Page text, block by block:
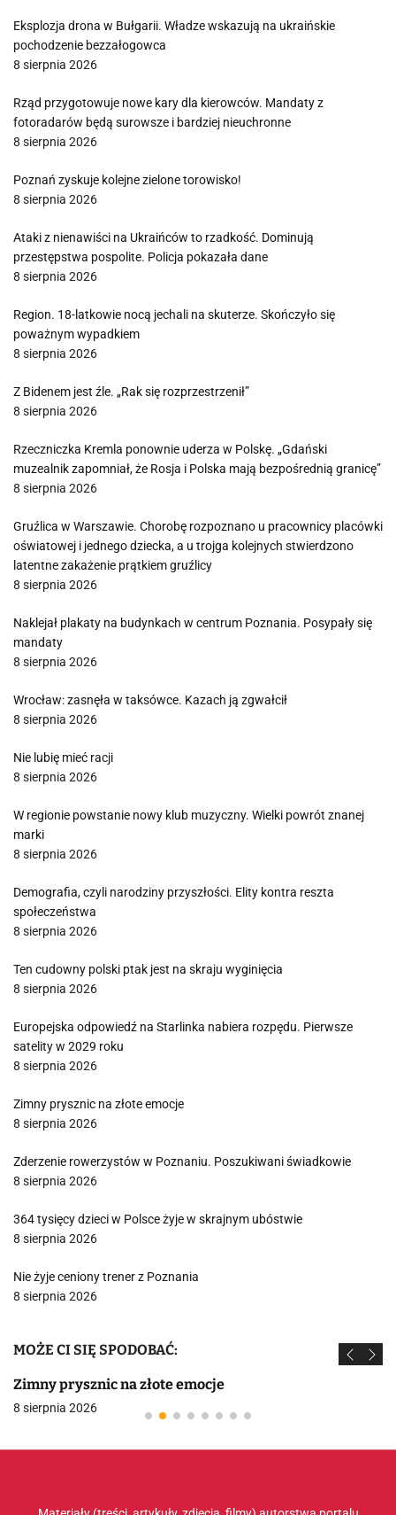
Eksplozja drona w Bułgarii. Władze wskazują na ukraińskie
pochodzenie bezzałogowca
8 sierpnia 2026
Rząd przygotowuje nowe kary dla kierowców. Mandaty z
fotoradarów będą surowsze i bardziej nieuchronne
8 sierpnia 2026
Poznań zyskuje kolejne zielone torowisko!
8 sierpnia 2026
Ataki z nienawiści na Ukraińców to rzadkość. Dominują
przestępstwa pospolite. Policja pokazała dane
8 sierpnia 2026
Region. 18-latkowie nocą jechali na skuterze. Skończyło się
poważnym wypadkiem
8 sierpnia 2026
Z Bidenem jest źle. „Rak się rozprzestrzenił”
8 sierpnia 2026
Rzeczniczka Kremla ponownie uderza w Polskę. „Gdański
muzealnik zapomniał, że Rosja i Polska mają bezpośrednią granicę”
8 sierpnia 2026
Gruźlica w Warszawie. Chorobę rozpoznano u pracownicy placówki
oświatowej i jednego dziecka, a u trojga kolejnych stwierdzono
latentne zakażenie prątkiem gruźlicy
8 sierpnia 2026
Naklejał plakaty na budynkach w centrum Poznania. Posypały się
mandaty
8 sierpnia 2026
Wrocław: zasnęła w taksówce. Kazach ją zgwałcił
8 sierpnia 2026
Nie lubię mieć racji
8 sierpnia 2026
W regionie powstanie nowy klub muzyczny. Wielki powrót znanej
marki
8 sierpnia 2026
Demografia, czyli narodziny przyszłości. Elity kontra reszta
społeczeństwa
8 sierpnia 2026
Ten cudowny polski ptak jest na skraju wyginięcia
8 sierpnia 2026
Europejska odpowiedź na Starlinka nabiera rozpędu. Pierwsze
satelity w 2029 roku
8 sierpnia 2026
Zimny prysznic na złote emocje
8 sierpnia 2026
Zderzenie rowerzystów w Poznaniu. Poszukiwani świadkowie
8 sierpnia 2026
364 tysięcy dzieci w Polsce żyje w skrajnym ubóstwie
8 sierpnia 2026
Nie żyje ceniony trener z Poznania
8 sierpnia 2026
MOŻE CI SIĘ SPODOBAĆ:
Zimny prysznic na złote emocje
8 sierpnia 2026